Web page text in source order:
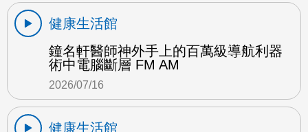
健康生活館
鐘名軒醫師神外手上的百萬級導航利器
術中電腦斷層 FM AM
2026/07/16
健康生活館